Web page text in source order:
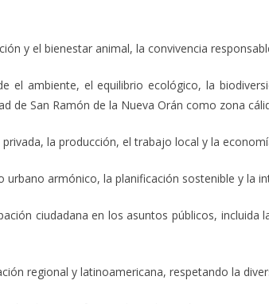
y el bienestar animal, la convivencia
el ambiente, el equilibrio ecológico, la
de San Ramón de la Nueva Orán como zona
privada, la producción, el trabajo local y la
urbano armónico, la planificación sostenible y la
ciudadana en los asuntos públicos,
regional y latinoamericana, respetando la